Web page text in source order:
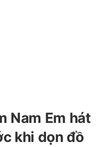
Nam Em hát
khi dọn đồ